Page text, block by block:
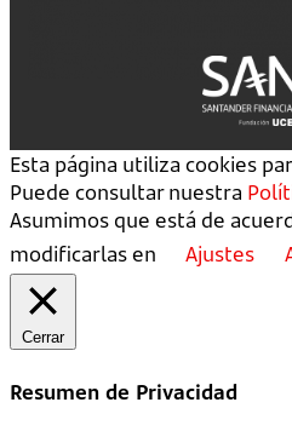
Esta página utiliza cookies
Puede consultar nuestra
Asumimos que está de
modificarlas en
Ajustes
Cerrar
Resumen de Privacidad